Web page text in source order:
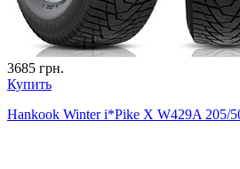
3685 грн.
Купить
Hankook Winter i*Pike X W429A 205/